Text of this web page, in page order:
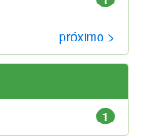
próximo >
1